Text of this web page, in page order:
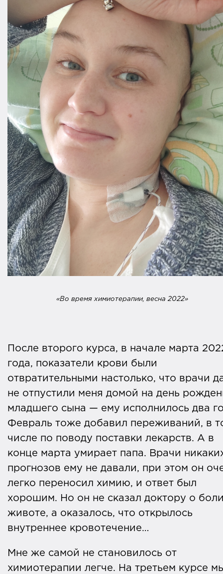
«Во время химиотерапии, весна 2022»
После второго курса, в начале марта
года, показатели крови были
отвратительными настолько, что врачи
не отпустили меня домой на день
младшего сына — ему исполнилось два
Февраль тоже добавил переживаний, в
числе по поводу поставки лекарств. А в
конце марта умирает папа. Врачи
прогнозов ему не давали, при этом он
легко переносил химию, и ответ был
хорошим. Но он не сказал доктору о
животе, а оказалось, что открылось
внутреннее кровотечение…
Мне же самой не становилось от
химиотерапии легче. На третьем курсе